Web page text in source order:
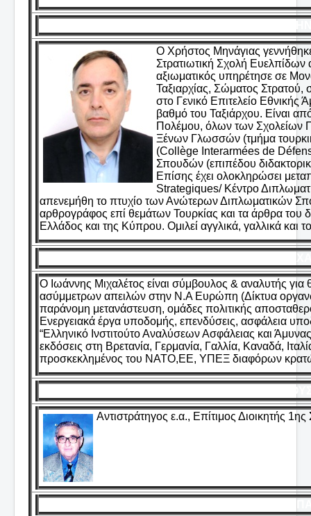
Ο Χρήστος Μηνάγιας
Στρατιωτική Σχολή
αξιωματικός υπηρέτησε σε
Ταξιαρχίας, Σώματος Στρατού,
στο Γενικό Επιτελείο
βαθμό του Ταξιάρχου. Είναι
Πολέμου, όλων των Σχολείων
Ξένων Γλωσσών (τμήμα
(Collège Interarmées de
Σπουδών (επιπέδου
Επίσης έχει ολοκληρώσει
Strategiques/ Κέντρο
απενεμήθη το πτυχίο των Ανώτερων Διπλωματικών
αρθρογράφος επί θεμάτων Τουρκίας και τα άρθρα του
Ελλάδος και της Κύπρου. Ομιλεί αγγλικά, γαλλικά και
O Ιωάννης Μιχαλέτος είναι σύμβουλος & αναλυτής
ασύμμετρων απειλών στην Ν.Α Ευρώπη (Δίκτυα
παράνομη μετανάστευση, ομάδες πολιτικής
Ενεργειακά έργα υποδομής, επενδύσεις, ασφάλεια
“Ελληνικό Ινστιτούτο Αναλύσεων Ασφάλειας και
εκδόσεις στη Βρετανία, Γερμανία, Γαλλία, Καναδά,
προσκεκλημένος του ΝΑΤΟ,ΕΕ, ΥΠΕΞ διαφόρων
Αντιστράτηγος ε.α., Επίτιμος Διοικητής 1ης